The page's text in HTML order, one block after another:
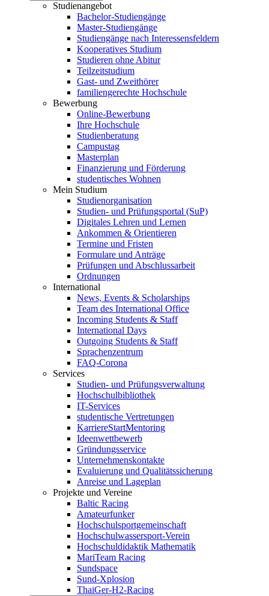
Studienangebot
Bachelor-Studiengänge
Master-Studiengänge
Studiengänge nach Interessensfeldern
Kooperatives Studium
Studieren ohne Abitur
Teilzeitstudium
Gast- und Zweithörer
familiengerechte Hochschule
Bewerbung
Online-Bewerbung
Ihre Hochschule
Studienberatung
Campustag
Masterplan
Finanzierung und Förderung
studentisches Wohnen
Mein Studium
Studienorganisation
Studien- und Prüfungsportal (SuP)
Digitales Lehren und Lernen
Ankommen & Orientieren
Termine und Fristen
Formulare und Anträge
Prüfungen und Abschlussarbeit
Ordnungen
International
News, Events & Scholarships
Team des International Office
Incoming Students & Staff
International Days
Outgoing Students & Staff
Sprachenzentrum
FAQ-Corona
Services
Studien- und Prüfungsverwaltung
Hochschulbibliothek
IT-Services
studentische Vertretungen
KarriereStartMentoring
Ideenwettbewerb
Gründungsservice
Unternehmenskontakte
Evaluierung und Qualitätssicherung
Anreise und Lageplan
Projekte und Vereine
Baltic Racing
Amateurfunker
Hochschulsportgemeinschaft
Hochschulwassersport-Verein
Hochschuldidaktik Mathematik
MariTeam Racing
Sundspace
Sund-Xplosion
ThaiGer-H2-Racing